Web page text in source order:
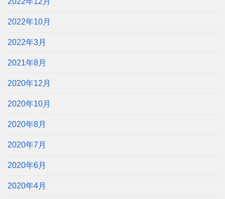
2022年10月
2022年3月
2021年8月
2020年12月
2020年10月
2020年8月
2020年7月
2020年6月
2020年4月